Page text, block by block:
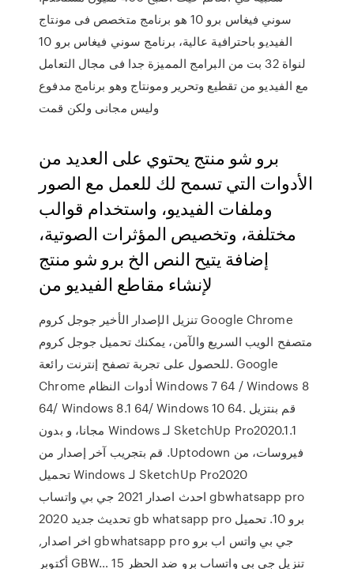
سوني فيغاس برو 10 هو برنامج متخصص فى مونتاج
الفيديو باحترافية عالية، برنامج سوني فيغاس برو 10
لنواة 32 بت من البرامج المميزة جدا فى مجال التعامل
مع الفيديو من تقطيع وتحرير ومونتاج وهو برنامج مدفوع
وليس مجانى ولكن قمت
برو شو منتج يحتوي على العديد من
الأدوات التي تسمح لك للعمل مع الصور
وملفات الفيديو، واستخدام قوالب
مختلفة، وتخصيص المؤثرات الصوتية،
إضافة يتيح النص الخ برو شو منتج
لإنشاء مقاطع الفيديو من
تنزيل الإصدار الأخير جوجل كروم Google Chrome
متصفح الويب السريع والآمن، يمكنك تحميل جوجل كروم
للحصول على تجربة تصفح إنترنت رائعة. Google
Chrome أدوات النظام Windows 7 64 / Windows 8
64/ Windows 8.1 64/ Windows 10 64. ‫قم بنتزيل
SketchUp Pro2020.1.1 لـ Windows مجانا، و بدون
فيروسات، من Uptodown. قم بتجريب آخر إصدار من
SketchUp Pro2020 لـ Windows تحميل
gbwhatsapp pro احدث اصدار 2021 جي بي واتساب
برو 10. تحميل gb whatsapp pro تحديث جديد 2020
جي بي واتس اب برو gbwhatsapp pro اخر اصدار,
تنزيل جي بي واتساب برو ضد الحظر GBW… 15 أكتوبر